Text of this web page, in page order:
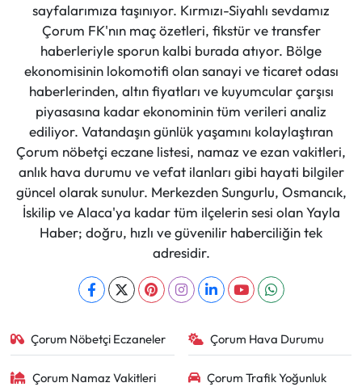
sayfalarımıza taşınıyor. Kırmızı-Siyahlı sevdamız
Çorum FK'nın maç özetleri, fikstür ve transfer
haberleriyle sporun kalbi burada atıyor. Bölge
ekonomisinin lokomotifi olan sanayi ve ticaret odası
haberlerinden, altın fiyatları ve kuyumcular çarşısı
piyasasına kadar ekonominin tüm verileri analiz
ediliyor. Vatandaşın günlük yaşamını kolaylaştıran
Çorum nöbetçi eczane listesi, namaz ve ezan vakitleri,
anlık hava durumu ve vefat ilanları gibi hayati bilgiler
güncel olarak sunulur. Merkezden Sungurlu, Osmancık,
İskilip ve Alaca'ya kadar tüm ilçelerin sesi olan Yayla
Haber; doğru, hızlı ve güvenilir haberciliğin tek
adresidir.
Çorum Nöbetçi Eczaneler Çorum Hava Durumu
Çorum Namaz Vakitleri
Çorum Trafik Yoğunluk